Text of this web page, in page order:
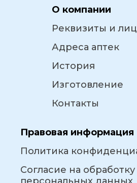
О компании
Реквизиты и
Адреса аптек
История
Изготовление
Контакты
Правовая информация
Политика
Согласие на обработку